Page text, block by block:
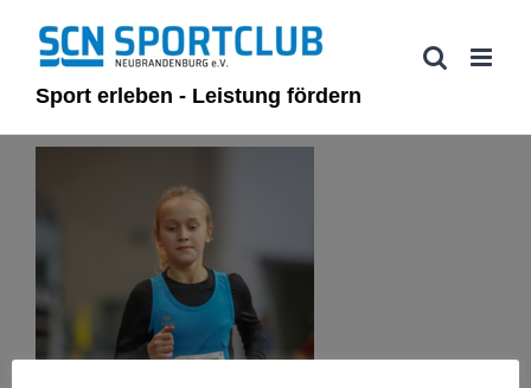
Inhalt
springenSport erleben - Leistung fördern